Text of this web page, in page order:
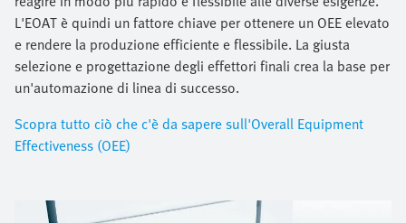
L'EOAT è quindi un fattore chiave per ottenere un OEE elevato
e rendere la produzione efficiente e flessibile. La giusta
selezione e progettazione degli effettori finali crea la base per
un'automazione di linea di successo.
Scopra tutto ciò che c'è da sapere sull'Overall Equipment
Effectiveness (OEE)